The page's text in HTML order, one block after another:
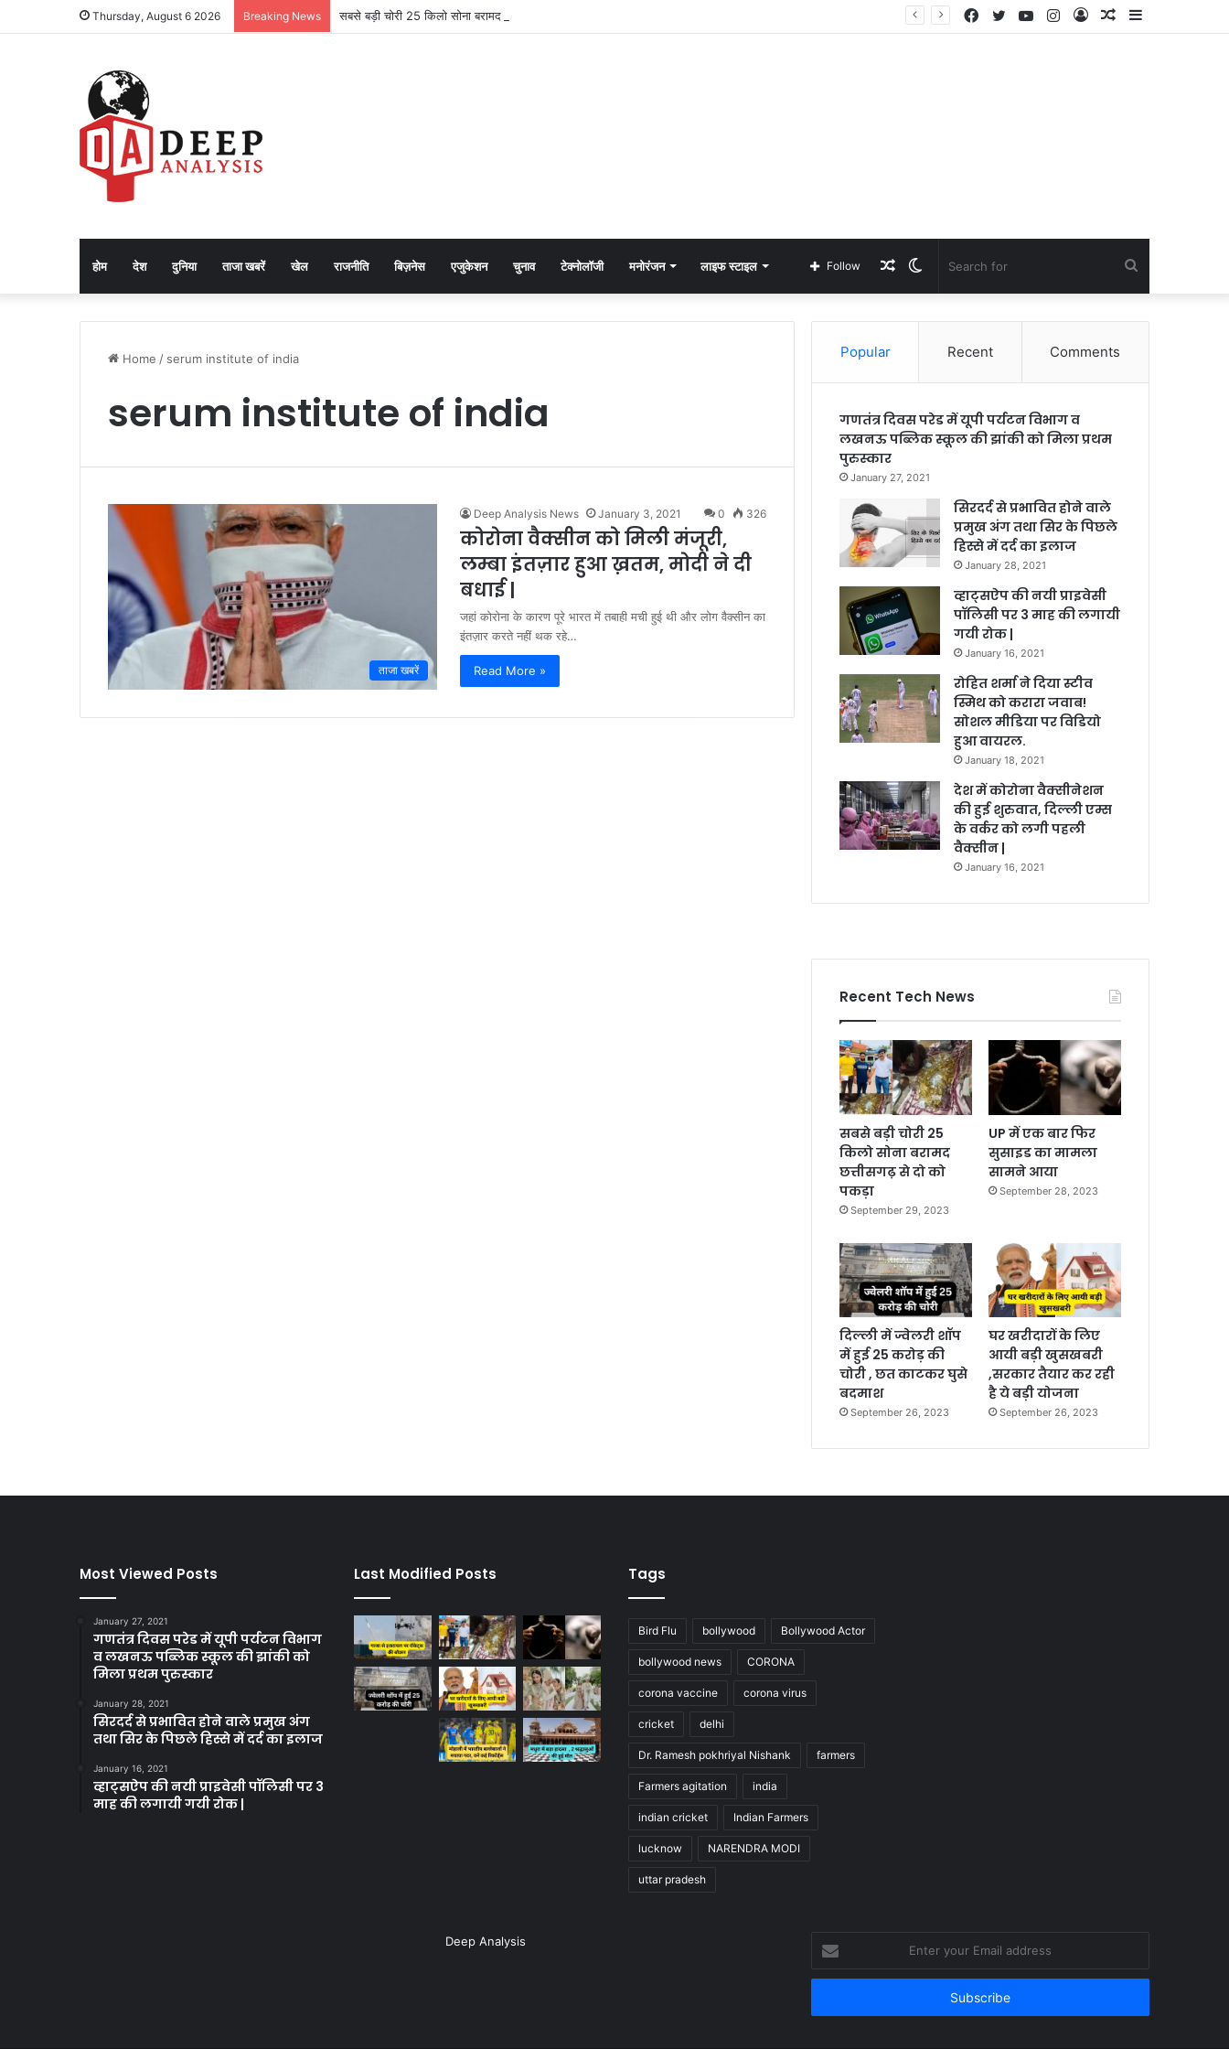
Thursday, August 6 2026 Breaking News सबसे बड़ी चोरी 25 किलो सोना बरामद छत्तीसगढ़ से दो को पकड़ा
Random
Log
Instagram
YouTube
Twitter
Facebook
होम देश दुनिया ताजा खबरें खेल राजनीति बिज़नेस एजुकेशन चुनाव टेक्नोलॉजी मनोरंजन लाइफ स्टाइल
for
Switch
skin
Random
Article
Follow
Home / serum institute of india
serum institute of india
ताजा खबरें
Deep Analysis News January 3, 2021 0 326
कोरोना वैक्सीन को मिली मंजूरी,
लम्बा इंतज़ार हुआ ख़तम, मोदी ने दी
बधाई |
जहां कोरोना के कारण पूरे भारत में तबाही मची हुई थी और लोग वैक्सीन का
इंतज़ार करते नहीं थक रहे…
Read More »
Popular Recent Comments
गणतंत्र दिवस परेड में यूपी पर्यटन विभाग व
लखनऊ पब्लिक स्कूल की झांकी को मिला प्रथम
पुरुस्कार
January 27, 2021
सिरदर्द से प्रभावित होने वाले
प्रमुख अंग तथा सिर के पिछले
हिस्से में दर्द का इलाज
January 28, 2021
व्हाट्सऐप की नयी प्राइवेसी
पॉलिसी पर 3 माह की लगायी
गयी रोक |
January 16, 2021
रोहित शर्मा ने दिया स्टीव
स्मिथ को करारा जवाब!
सोशल मीडिया पर विडियो
हुआ वायरल.
January 18, 2021
देश में कोरोना वैक्सीनेशन
की हुई शुरुवात, दिल्ली एम्स
के वर्कर को लगी पहली
वैक्सीन |
January 16, 2021
Recent Tech News
सबसे बड़ी चोरी 25
किलो सोना बरामद
छत्तीसगढ़ से दो को
पकड़ा
September 29, 2023
UP में एक बार फिर
सुसाइड का मामला
सामने आया
September 28, 2023
दिल्ली में ज्वेलरी शॉप
में हुई 25 करोड़ की
चोरी , छत काटकर घुसे
बदमाश
September 26, 2023
घर खरीदारों के लिए
आयी बड़ी खुसखबरी
,सरकार तैयार कर रही
है ये बड़ी योजना
September 26, 2023
Most Viewed Posts
January 27, 2021
गणतंत्र दिवस परेड में यूपी पर्यटन विभाग
व लखनऊ पब्लिक स्कूल की झांकी को
मिला प्रथम पुरुस्कार
January 28, 2021
सिरदर्द से प्रभावित होने वाले प्रमुख अंग
तथा सिर के पिछले हिस्से में दर्द का इलाज
January 16, 2021
व्हाट्सऐप की नयी प्राइवेसी पॉलिसी पर 3
माह की लगायी गयी रोक |
Last Modified Posts Tags
Bird Flu bollywood Bollywood Actor
bollywood news CORONA
corona vaccine corona virus
cricket delhi
Dr. Ramesh pokhriyal Nishank farmers
Farmers agitation india
indian cricket Indian Farmers
lucknow NARENDRA MODI
uttar pradesh
Deep Analysis
Enter
your
Email